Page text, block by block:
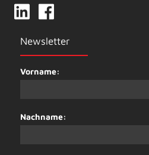
Newsletter
Vorname:
Nachname: